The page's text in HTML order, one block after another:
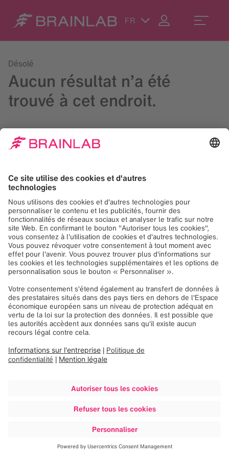
FR
Désolé
Aucun résultat n’a été
trouvé à cet endroit.
Lancez une recherche dans le champ en haut à droite ou
contactez-nous à
contact@brainlab.com.